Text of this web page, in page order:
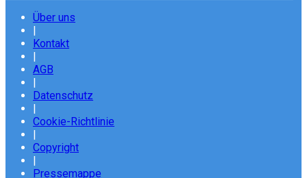
Über uns
Kontakt
AGB
Datenschutz
Cookie-Richtlinie
Copyright
Pressemappe